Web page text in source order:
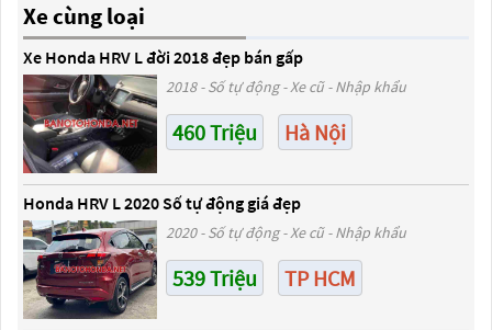
Xe cùng loại
Xe Honda HRV L đời 2018 đẹp bán gấp
2018 - Số tự động - Xe cũ - Nhập khẩu
460 Triệu Hà Nội
Honda HRV L 2020 Số tự động giá đẹp
2020 - Số tự động - Xe cũ - Nhập khẩu
539 Triệu TP HCM